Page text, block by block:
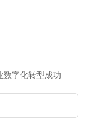
数字化转型成功